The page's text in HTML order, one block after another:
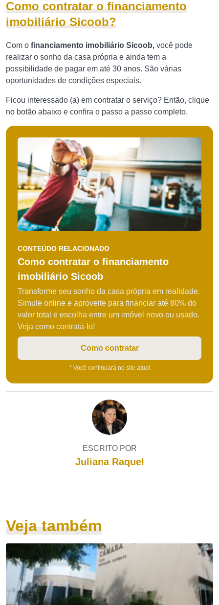
Como contratar o financiamento
imobiliário Sicoob?
Com o financiamento imobiliário Sicoob, você pode
realizar o sonho da casa própria e ainda tem a
possibilidade de pagar em até 30 anos. São várias
oportunidades de condições especiais.
Ficou interessado (a) em contratar o serviço? Então, clique
no botão abaixo e confira o passo a passo completo.
CONTEÚDO RELACIONADO
Como contratar o financiamento
imobiliário Sicoob
Transforme seu sonho da casa própria em realidade.
Simule online e aproveite para financiar até 80% do
valor total e escolha entre um imóvel novo ou usado.
Veja como contratá-lo!
Como contratar
* Você continuará no site atual
ESCRITO POR
Juliana Raquel
Veja também